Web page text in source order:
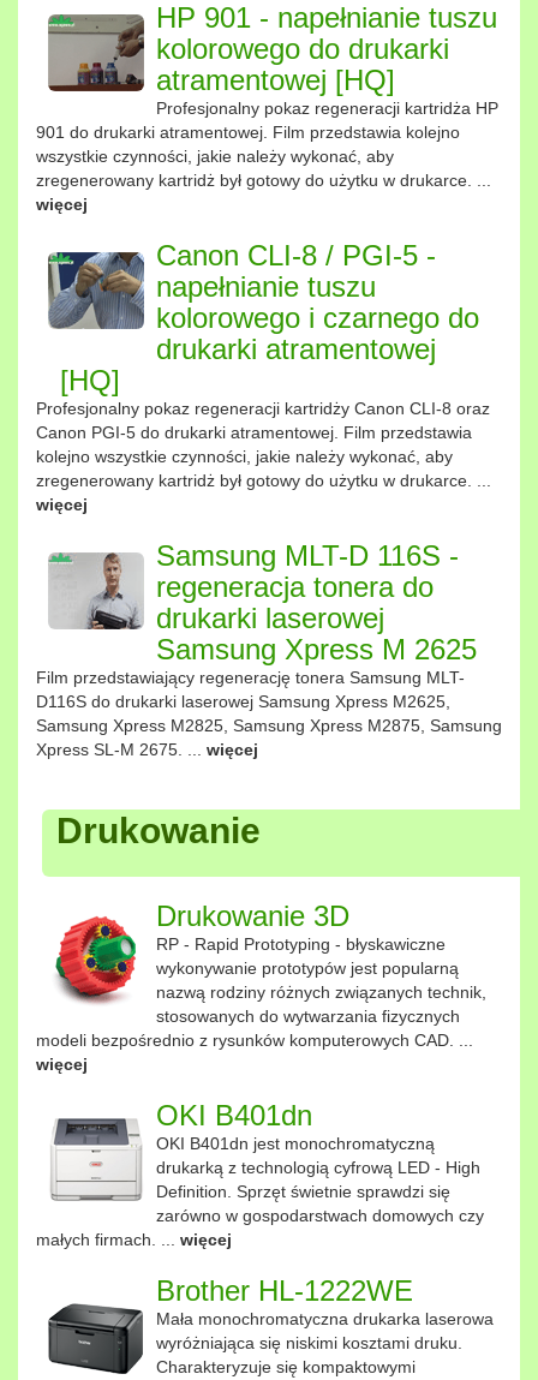
HP 901 - napełnianie tuszu
kolorowego do drukarki
atramentowej [HQ]
Profesjonalny pokaz regeneracji kartridża HP
901 do drukarki atramentowej. Film przedstawia kolejno
wszystkie czynności, jakie należy wykonać, aby
zregenerowany kartridż był gotowy do użytku w drukarce. ...
więcej
Canon CLI-8 / PGI-5 -
napełnianie tuszu
kolorowego i czarnego do
drukarki atramentowej
[HQ]
Profesjonalny pokaz regeneracji kartridży Canon CLI-8 oraz
Canon PGI-5 do drukarki atramentowej. Film przedstawia
kolejno wszystkie czynności, jakie należy wykonać, aby
zregenerowany kartridż był gotowy do użytku w drukarce. ...
więcej
Samsung MLT-D 116S -
regeneracja tonera do
drukarki laserowej
Samsung Xpress M 2625
Film przedstawiający regenerację tonera Samsung MLT-
D116S do drukarki laserowej Samsung Xpress M2625,
Samsung Xpress M2825, Samsung Xpress M2875, Samsung
Xpress SL-M 2675. ... więcej
Drukowanie
Drukowanie 3D
RP - Rapid Prototyping - błyskawiczne
wykonywanie prototypów jest popularną
nazwą rodziny różnych związanych technik,
stosowanych do wytwarzania fizycznych
modeli bezpośrednio z rysunków komputerowych CAD. ...
więcej
OKI B401dn
OKI B401dn jest monochromatyczną
drukarką z technologią cyfrową LED - High
Definition. Sprzęt świetnie sprawdzi się
zarówno w gospodarstwach domowych czy
małych firmach. ... więcej
Brother HL-1222WE
Mała monochromatyczna drukarka laserowa
wyróżniająca się niskimi kosztami druku.
Charakteryzuje się kompaktowymi